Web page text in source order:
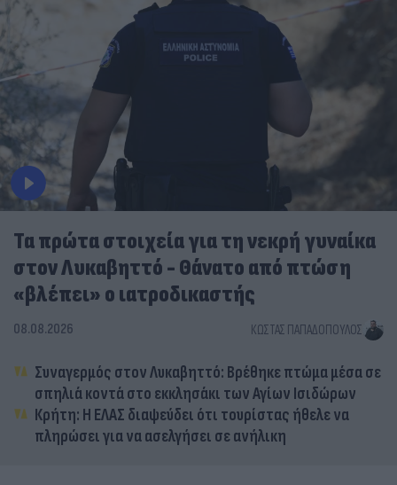
Τα πρώτα στοιχεία για τη νεκρή γυναίκα
στον Λυκαβηττό - Θάνατο από πτώση
«βλέπει» ο ιατροδικαστής
08.08.2026 ΚΏΣΤΑΣ ΠΑΠΑΔΌΠΟΥΛΟΣ
Συναγερμός στον Λυκαβηττό: Βρέθηκε πτώμα μέσα σε
σπηλιά κοντά στο εκκλησάκι των Αγίων Ισιδώρων
Κρήτη: Η ΕΛΑΣ διαψεύδει ότι τουρίστας ήθελε να
πληρώσει για να ασελγήσει σε ανήλικη